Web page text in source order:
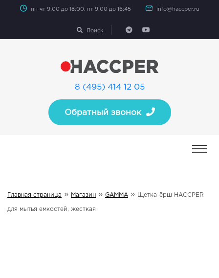
пн-чт 9:00 до 18:00, пт 9:00 до 16:45 info@haccper.ru
Поиск
8 (495) 414 12 05
Обратный звонок
Главная страница » Магазин » GAMMA » Щетка-ёрш HACCPER
для мытья емкостей, жесткая